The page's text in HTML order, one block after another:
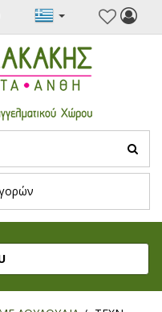
Toggle navigation